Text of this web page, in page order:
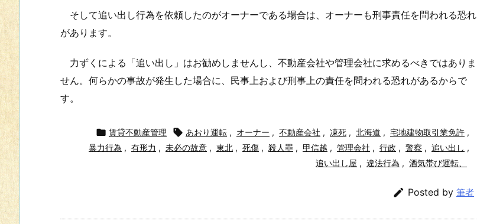
そして追い出し行為を依頼したのがオーナーである場合は、オーナーも刑事責任を問われる恐れ
があります。
力ずくによる「追い出し」はお勧めしませんし、不動産会社や管理会社に求めるべきではありま
せん。何らかの事故が発生した場合に、民事上および刑事上の責任を問われる恐れがあるからで
す。
 賃貸不動産管理  あおり運転 , オーナー , 不動産会社 , 凍死 , 北海道 , 宅地建物取引業免許 ,
暴力行為 , 有形力 , 未必の故意 , 東北 , 死傷 , 殺人罪 , 甲信越 , 管理会社 , 行政 , 警察 , 追い出し ,
追い出し屋 , 違法行為 , 酒気帯び運転、
 Posted by 筆者